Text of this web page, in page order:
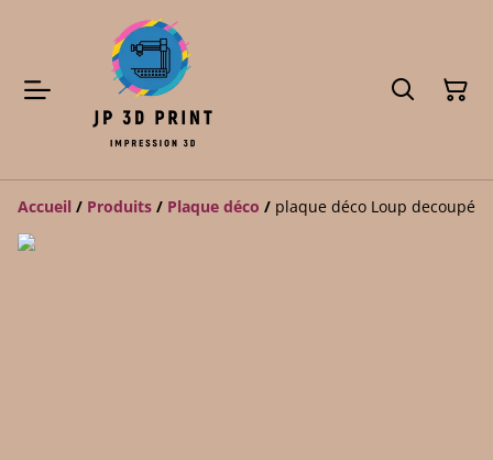
Accueil / Produits / Plaque déco / plaque déco Loup decoupé